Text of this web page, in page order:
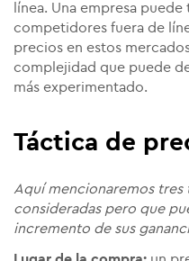
línea. Una empresa
competidores fuera de
precios en estos
complejidad que puede
más experimentado.
Táctica de
Aquí mencionaremos
consideradas pero que
incremento de sus